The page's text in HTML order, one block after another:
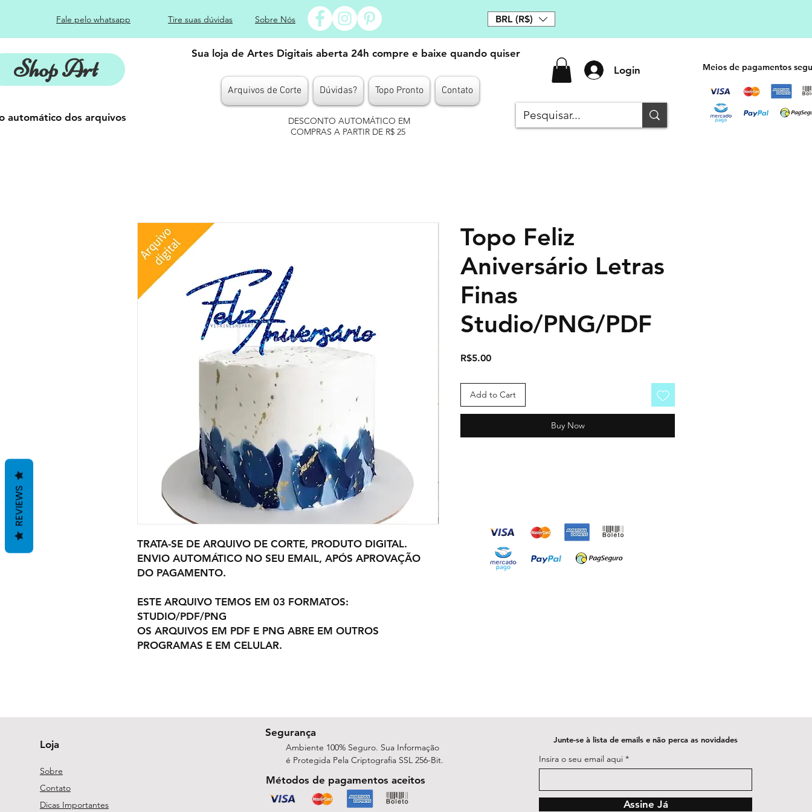
Fale pelo whatsapp Tire suas dúvidas Sobre Nós BRL (R$)
Shop Art
Sua loja de Artes Digitais aberta 24h compre e baixe quando quiser
Arquivos de Corte Dúvidas? Topo Pronto Contato
Login
automático dos arquivos
DESCONTO AUTOMÁTICO EM
COMPRAS A PARTIR DE R$ 25
Meios de pagamentos
TRATA-SE DE ARQUIVO DE CORTE, PRODUTO DIGITAL.
ENVIO AUTOMÁTICO NO SEU EMAIL, APÓS APROVAÇÃO
DO PAGAMENTO.
ESTE ARQUIVO TEMOS EM 03 FORMATOS:
STUDIO/PDF/PNG
OS ARQUIVOS EM PDF E PNG ABRE EM OUTROS
PROGRAMAS E EM CELULAR.
Topo Feliz
Aniversário Letras
Finas
Studio/PNG/PDF
R$5.00Price
Add to Cart
Buy Now
Loja
Sobre
Contato
Dicas Importantes
Segurança
Ambiente 100% Seguro. Sua Informação
é Protegida Pela Criptografia SSL 256-Bit.
Métodos de pagamentos aceitos
Junte-se à lista de emails e não perca as novidades
Insira o seu email aqui
Assine Já
REVIEWS